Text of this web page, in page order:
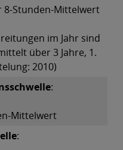
8-Stunden-Mittelwert
im Jahr sind
über 3 Jahre, 1.
2010)
:
Mittelwert
: